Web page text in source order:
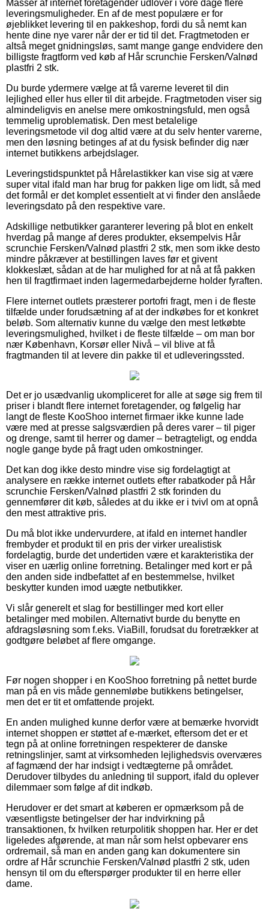
Masser af internet foretagender udlover i vore dage flere
leveringsmuligheder. En af de mest populære er for
øjeblikket levering til en pakkeshop, fordi du så nemt kan
hente dine nye varer når der er tid til det. Fragtmetoden er
altså meget gnidningsløs, samt mange gange endvidere den
billigste fragtform ved køb af Hår scrunchie Fersken/Valnød
plastfri 2 stk.
Du burde ydermere vælge at få varerne leveret til din
lejlighed eller hus eller til dit arbejde. Fragtmetoden viser sig
almindeligvis en anelse mere omkostningsfuld, men også
temmelig uproblematisk. Den mest betalelige
leveringsmetode vil dog altid være at du selv henter varerne,
men den løsning betinges af at du fysisk befinder dig nær
internet butikkens arbejdslager.
Leveringstidspunktet på Hårelastikker kan vise sig at være
super vital ifald man har brug for pakken lige om lidt, så med
det formål er det komplet essentielt at vi finder den anslåede
leveringsdato på den respektive vare.
Adskillige netbutikker garanterer levering på blot en enkelt
hverdag på mange af deres produkter, eksempelvis Hår
scrunchie Fersken/Valnød plastfri 2 stk, men som ikke desto
mindre påkræver at bestillingen laves før et givent
klokkeslæt, sådan at de har mulighed for at nå at få pakken
hen til fragtfirmaet inden lagermedarbejderne holder fyraften.
Flere internet outlets præsterer portofri fragt, men i de fleste
tilfælde under forudsætning af at der indkøbes for et konkret
beløb. Som alternativ kunne du vælge den mest letkøbte
leveringsmulighed, hvilket i de fleste tilfælde – om man bor
nær København, Korsør eller Nivå – vil blive at få
fragtmanden til at levere din pakke til et udleveringssted.
Det er jo usædvanlig ukompliceret for alle at søge sig frem til
priser i blandt flere internet foretagender, og følgelig har
langt de fleste KooShoo internet firmaer ikke kunne lade
være med at presse salgsværdien på deres varer – til piger
og drenge, samt til herrer og damer – betragteligt, og endda
nogle gange byde på fragt uden omkostninger.
Det kan dog ikke desto mindre vise sig fordelagtigt at
analysere en række internet outlets efter rabatkoder på Hår
scrunchie Fersken/Valnød plastfri 2 stk forinden du
gennemfører dit køb, således at du ikke er i tvivl om at opnå
den mest attraktive pris.
Du må blot ikke undervurdere, at ifald en internet handler
frembyder et produkt til en pris der virker urealistisk
fordelagtig, burde det undertiden være et karakteristika der
viser en uærlig online forretning. Betalinger med kort er på
den anden side indbefattet af en bestemmelse, hvilket
beskytter kunden imod uægte netbutikker.
Vi slår generelt et slag for bestillinger med kort eller
betalinger med mobilen. Alternativt burde du benytte en
afdragsløsning som f.eks. ViaBill, forudsat du foretrækker at
godtgøre beløbet af flere omgange.
Før nogen shopper i en KooShoo forretning på nettet burde
man på en vis måde gennemløbe butikkens betingelser,
men det er tit et omfattende projekt.
En anden mulighed kunne derfor være at bemærke hvorvidt
internet shoppen er støttet af e-mærket, eftersom det er et
tegn på at online forretningen respekterer de danske
retningslinjer, samt at virksomheden lejlighedsvis overværes
af fagmænd der har indsigt i vedtægterne på området.
Derudover tilbydes du anledning til support, ifald du oplever
dilemmaer som følge af dit indkøb.
Herudover er det smart at køberen er opmærksom på de
væsentligste betingelser der har indvirkning på
transaktionen, fx hvilken returpolitik shoppen har. Her er det
ligeledes afgørende, at man når som helst opbevarer ens
ordremail, så man en anden gang kan dokumentere sin
ordre af Hår scrunchie Fersken/Valnød plastfri 2 stk, uden
hensyn til om du efterspørger produkter til en herre eller
dame.